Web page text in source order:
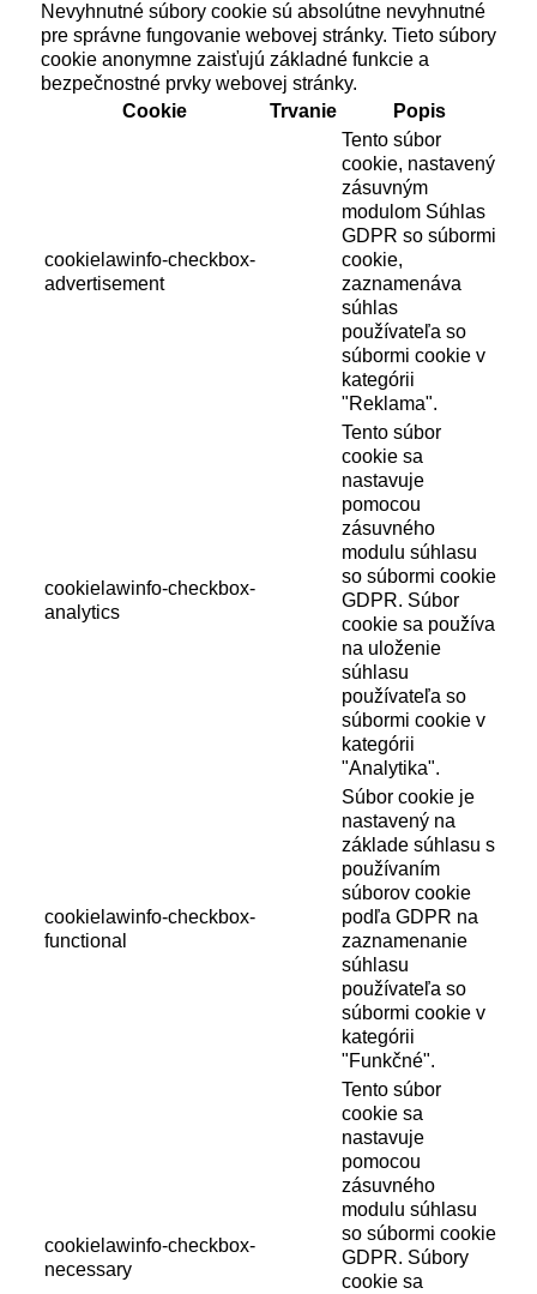
Nevyhnutné súbory cookie sú absolútne nevyhnutné
pre správne fungovanie webovej stránky. Tieto súbory
cookie anonymne zaisťujú základné funkcie a
bezpečnostné prvky webovej stránky.
Cookie
Trvanie Popis
cookielawinfo-checkbox-
advertisement
Tento súbor
cookie, nastavený
zásuvným
modulom Súhlas
GDPR so súbormi
cookie,
zaznamenáva
súhlas
používateľa so
súbormi cookie v
kategórii
"Reklama".
cookielawinfo-checkbox-
analytics
Tento súbor
cookie sa
nastavuje
pomocou
zásuvného
modulu súhlasu
so súbormi cookie
GDPR. Súbor
cookie sa používa
na uloženie
súhlasu
používateľa so
súbormi cookie v
kategórii
"Analytika".
cookielawinfo-checkbox-
functional
Súbor cookie je
nastavený na
základe súhlasu s
používaním
súborov cookie
podľa GDPR na
zaznamenanie
súhlasu
používateľa so
súbormi cookie v
kategórii
"Funkčné".
cookielawinfo-checkbox-
necessary
Tento súbor
cookie sa
nastavuje
pomocou
zásuvného
modulu súhlasu
so súbormi cookie
GDPR. Súbory
cookie sa